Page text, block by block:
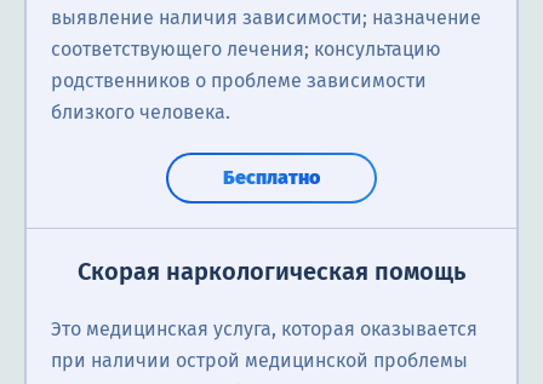
выявление наличия зависимости; назначение
соответствующего лечения; консультацию
родственников о проблеме зависимости
близкого человека.
Бесплатно
Скорая наркологическая помощь
Это медицинская услуга, которая оказывается
при наличии острой медицинской проблемы